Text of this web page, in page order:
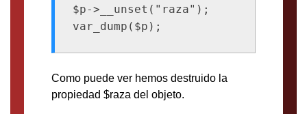
$p->__unset("raza");
Como puede ver hemos destruido la
propiedad $raza del objeto.